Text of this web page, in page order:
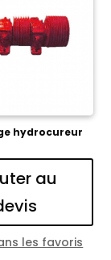
hydrocureur
au
les favoris